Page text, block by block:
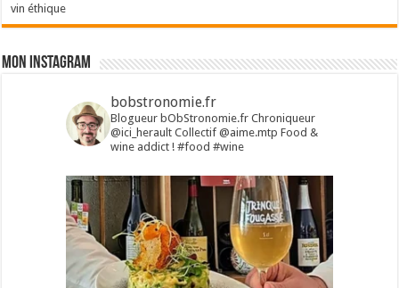
vin éthique
Mon Instagram
bobstronomie.fr
Blogueur bObStronomie.fr Chroniqueur
@ici_heraultCollectif @aime.mtp Food &
wine addict !#food #wine